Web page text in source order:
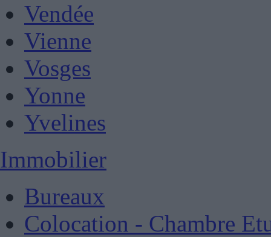
Vendée
Vienne
Vosges
Yonne
Yvelines
Immobilier
Bureaux
Colocation - Chambre